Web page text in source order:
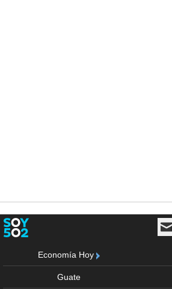
Economía Hoy
Guate